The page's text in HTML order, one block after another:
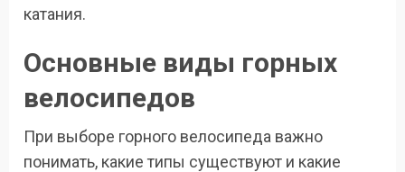
катания.
Основные виды горных
велосипедов
При выборе горного велосипеда важно
понимать, какие типы существуют и какие